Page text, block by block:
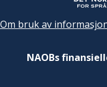
Om bruk av
NAOBs